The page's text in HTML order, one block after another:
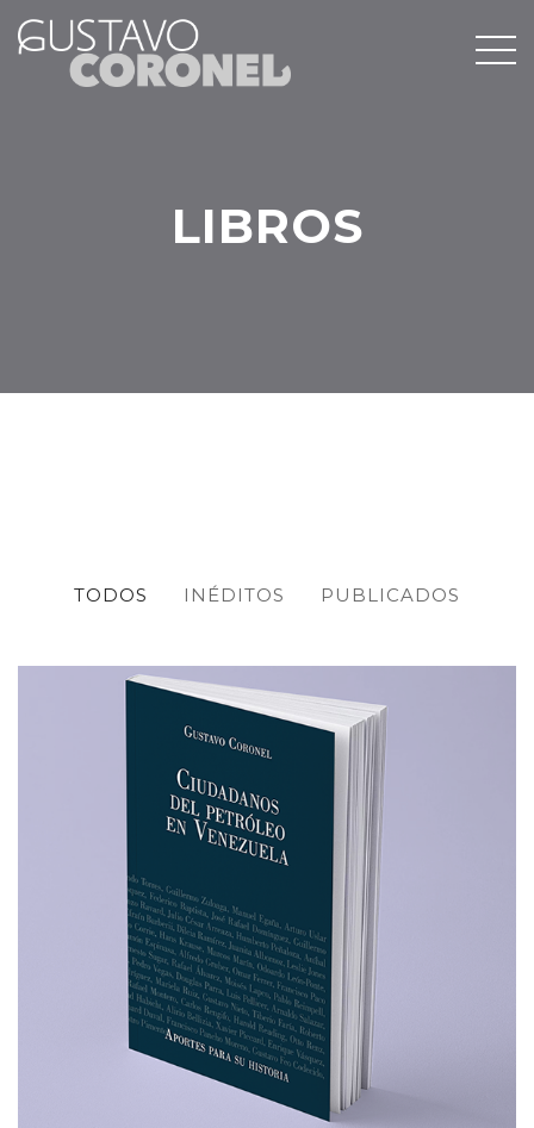
LIBROS
TODOS INÉDITOS PUBLICADOS